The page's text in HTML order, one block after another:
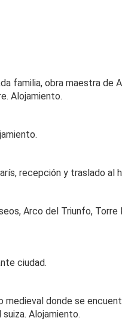
familia, obra maestra de
Alojamiento.
recepción y traslado al
Arco del Triunfo,
ciudad.
donde se
Alojamiento.